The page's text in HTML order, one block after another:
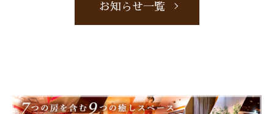
お知らせ一覧